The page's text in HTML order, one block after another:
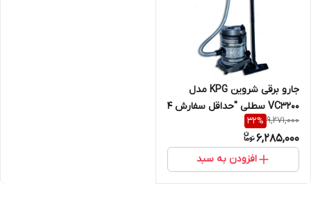
جارو برقی شروین KPG مدل
VC3200 سطلی "حداقل سفارش ۴
عدد"
9,271,000
32%
6,285,000
افزودن به سبد